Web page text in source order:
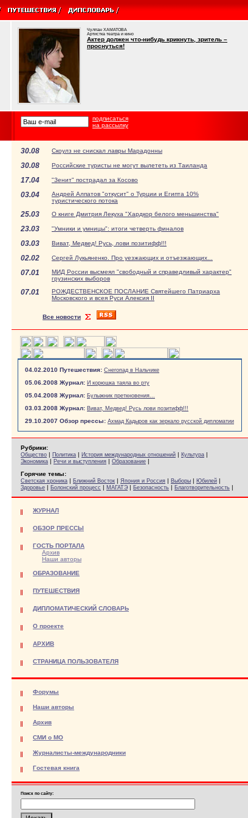
Чулпан ХАМАТОВА
Артистка театра и кино
Актер должен что-нибудь крикнуть, зритель –
проснуться!
подписаться
на рассылку
30.08 Скоулз не снискал лавры Марадонны
30.08 Российские туристы не могут вылететь из Таиланда
17.04 "Зенит" пострадал за Косово
03.04
Андрей Алпатов "откусит" о Турции и Египта 10%
туристического потока
25.03 О книге Дмитрия Лекуха "Хардкор белого меньшинства"
23.03 "Умники и умницы": итоги четверть финалов
03.03 Виват, Медвед! Русь, лови позитифф!!!
02.02 Сергей Лукьяненко. Про уезжающих и отъезжающих...
07.01
МИД России высмеял "свободный и справедливый характер"
грузинских выборов
07.01
РОЖДЕСТВЕНСКОЕ ПОСЛАНИЕ Святейшего Патриарха
Московского и всея Руси Алексия II
Все новости
04.02.2010 Путешествия: Снегопад в Нальчике
05.06.2008 Журнал: И корюшка таяла во рту
05.04.2008 Журнал: Булыжник преткновения...
03.03.2008 Журнал: Виват, Медвед! Русь лови позитифф!!!
29.10.2007 Обзор прессы: Ахмад Кадыров как зеркало русской дипломатии
Рубрики:
Общество | Политика | История международных отношений | Культура |
Экономика | Речи и выступления | Образование |
Горячие темы:
Светская хроника | Ближний Восток | Япония и Россия | Выборы | Юбилей |
Здоровье | Болонский процесс | МАГАТЭ | Безопасность | Благотворительность |
ЖУРНАЛ
ОБЗОР ПРЕССЫ
ГОСТЬ ПОРТАЛА
Архив
Наши авторы
ОБРАЗОВАНИЕ
ПУТЕШЕСТВИЯ
ДИПЛОМАТИЧЕСКИЙ СЛОВАРЬ
О проекте
АРХИВ
СТРАНИЦА ПОЛЬЗОВАТЕЛЯ
Форумы
Наши авторы
Архив
СМИ о МО
Журналисты-международники
Гостевая книга
Поиск по сайту: